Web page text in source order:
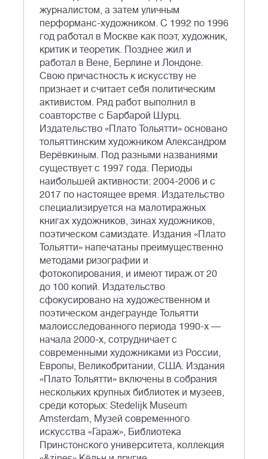
журналистом, а затем уличным
перформанс-художником. С 1992 по 1996
год работал в Москве как поэт, художник,
критик и теоретик. Позднее жил и
работал в Вене, Берлине и Лондоне.
Свою причастность к искусству не
признает и считает себя политическим
активистом. Ряд работ выполнил в
соавторстве с Барбарой Шурц.
Издательство «Плато Тольятти» основано
тольяттинским художником Александром
Верёвкиным. Под разными названиями
существует с 1997 года. Периоды
наибольшей активности: 2004-2006 и с
2017 по настоящее время. Издательство
специализируется на малотиражных
книгах художников, зинах художников,
поэтическом самиздате. Издания «Плато
Тольятти» напечатаны преимущественно
методами ризографии и
фотокопирования, и имеют тираж от 20
до 100 копий. Издательство
сфокусировано на художественном и
поэтическом андеграунде Тольятти
малоисследованного периода 1990-х —
начала 2000-х, сотрудничает с
современными художниками из России,
Европы, Великобритании, США. Издания
«Плато Тольятти» включены в собрания
нескольких крупных библиотек и музеев,
среди которых: Stedelijk Museum
Amsterdam, Музей современного
искусства «Гараж», Библиотека
Принстонского университета, коллекция